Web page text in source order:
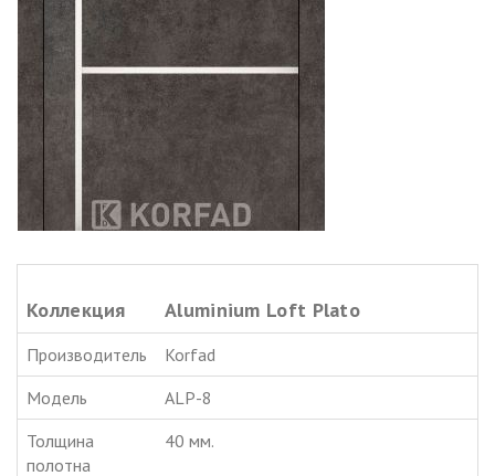
Коллекция Aluminium Loft Plato
Производитель
Korfad
Модель
ALP-8
Толщина
полотна
40 мм.